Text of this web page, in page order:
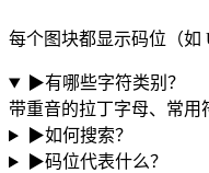
每个图块都显示码位（如
▶有哪些字符类别？
带重音的拉丁字母、常用
▶如何搜索？
▶码位代表什么？